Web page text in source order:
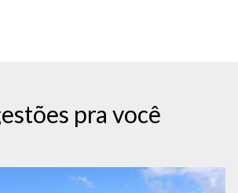
pra você